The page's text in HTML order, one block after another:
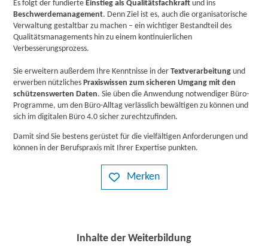
Es folgt der fundierteEinstieg als Qualitätsfachkraft und ins
Beschwerdemanagement. Denn Ziel ist es, auch die organisatorische
Verwaltung gestaltbar zu machen – ein wichtiger Bestandteil des
Qualitätsmanagements hin zu einem kontinuierlichen
Verbesserungsprozess.
Sie erweitern außerdem Ihre Kenntnisse in derTextverarbeitung und
erwerben nützlichesPraxiswissen zum sicheren Umgang mit den
schützenswerten Daten. Sie üben die Anwendung notwendiger Büro-
Programme, um den Büro-Alltag verlässlich bewältigen zu können und
sich im digitalen Büro 4.0 sicher zurechtzufinden.
Damit sind Sie bestens gerüstet für die vielfältigen Anforderungen und
können in der Berufspraxis mit Ihrer Expertise punkten.
Merken
Inhalte der Weiterbildung